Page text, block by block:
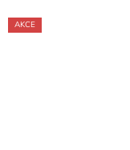
AKCE